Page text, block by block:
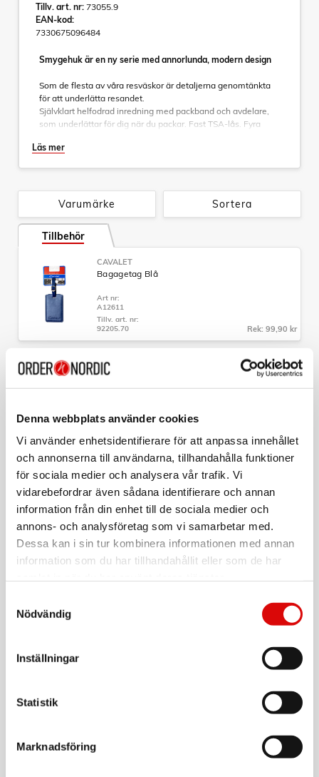
Denna webbplats använder cookies
Vi använder enhetsidentifierare för att anpassa innehållet
och annonserna till användarna, tillhandahålla funktioner
för sociala medier och analysera vår trafik. Vi
vidarebefordrar även sådana identifierare och annan
information från din enhet till de sociala medier och
annons- och analysföretag som vi samarbetar med.
Dessa kan i sin tur kombinera informationen med annan
information som du har tillhandahållit eller som de har
Nödvändig
Inställningar
Statistik
Marknadsföring
Tillv. art. nr: 73055.9
EAN-kod:
7330675096484
Smygehuk är en ny serie med annorlunda, modern design
Som de flesta av våra resväskor är detaljerna genomtänkta
för att underlätta resandet.
Självklart helfodrad inredning med packband och avdelare,
som underlättar för dig när du packar. Fast TSA-lås. Fyra
- Fast TSA-lås som är inbyggt
- Mått: 55 x 40 x 20cm
- Vikt: 2,8kg
- Garanti: 10 års fabrikationsgaranti
Läs mer
Sortera
Varumärke
Tillbehör
CAVALET
Bagagetag Blå
Art nr:
A12611
Tillv. art. nr:
92205.70
Rek: 99,90 kr
CAVALET
Bagagetag Röd
Tillv. art. nr:
TSA-Lås
A12609
Tillv. art. nr:
92020
Rek: 99,90 kr
CAVALET
Nackkudde Minnesskum Ergonomisk
Rek: 179,00 kr